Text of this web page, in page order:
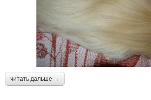
читать дальше →